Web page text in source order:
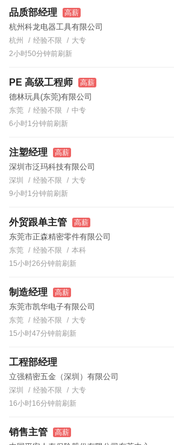
品质部经理 高薪
杭州科龙电器工具有限公司
杭州 经验不限
大专
2小时50分钟前刷新
PE 高级工程师 高薪
德林玩具(东莞)有限公司
东莞 经验不限
中专
6小时1分钟前刷新
注塑经理 高薪
深圳市泛玛科技有限公司
深圳 经验不限
大专
9小时1分钟前刷新
外贸跟单主管 高薪
东莞市正森精密零件有限公司
东莞 经验不限
本科
15小时26分钟前刷新
制造经理 高薪
东莞市凯华电子有限公司
东莞 经验不限
大专
15小时47分钟前刷新
工程部经理
立强精密五金（深圳）有限公司
深圳 经验不限
大专
16小时16分钟前刷新
销售主管 高薪